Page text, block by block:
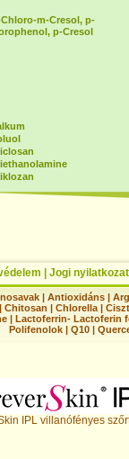
m-Cresol, p-
p-Cresol
Jogi nyilatkozat
|Antioxidáns |
| Chitosan | Chlorella |
| Lactoferrin- Lactoferin
Polifenolok |Q10 |
IPL villanófényes